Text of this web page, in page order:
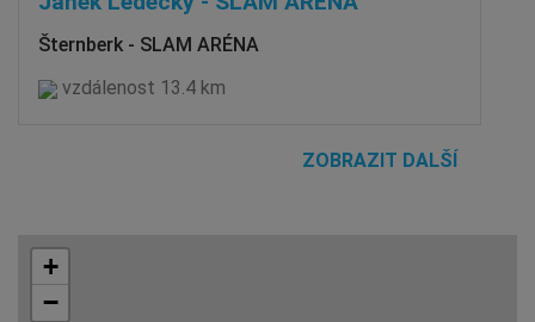
Šternberk - SLAM ARÉNA
vzdálenost 13.4 km
ZOBRAZIT DALŠÍ
+
−